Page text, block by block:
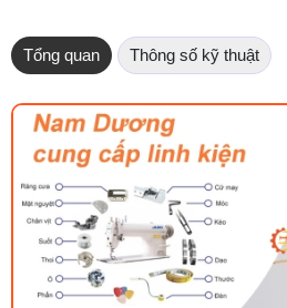
Tổng quan Thông số kỹ thuật